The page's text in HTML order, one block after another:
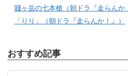
賤ヶ岳の七本槍（朝ドラ『走らんか
「りり」（朝ドラ『走らんか！』）
おすすめ記事